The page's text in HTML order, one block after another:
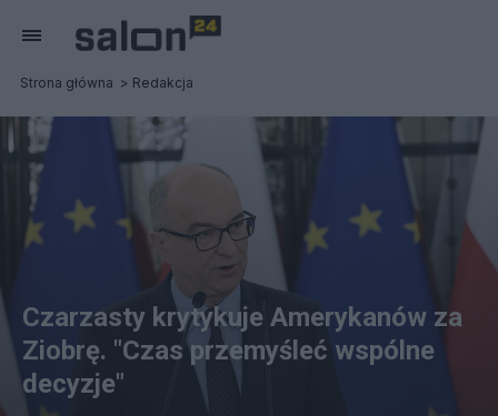
Strona główna Redakcja
Czarzasty krytykuje Amerykanów za
Ziobrę. "Czas przemyśleć wspólne
decyzje"